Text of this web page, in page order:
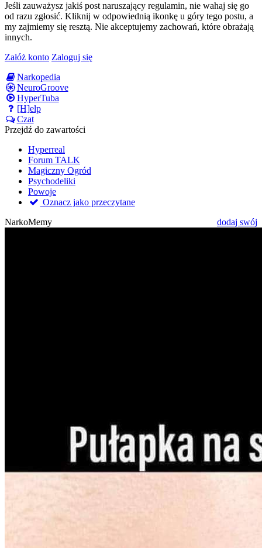
Jeśli zauważysz jakiś post naruszający regulamin, nie wahaj się go
od razu zgłosić. Kliknij w odpowiednią ikonkę u góry tego postu, a
my zajmiemy się resztą. Nie akceptujemy zachowań, które obrażają
innych.
Załóż konto Zaloguj się
Narkopedia
NeuroGroove
HyperTuba
[H]elp
Czat
Przejdź do zawartości
Hyperreal
Forum TALK
Magiczny Ogród
Psychodeliki
Powoje
Oznacz jako przeczytane
NarkoMemy
dodaj swój